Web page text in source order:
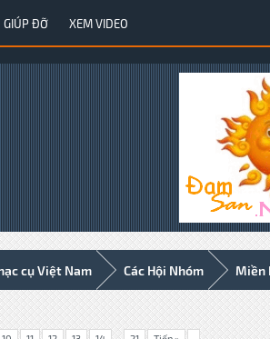
GIÚP ĐỠ XEM VIDEO
cụ Việt Nam Các Hội Nhóm Miền